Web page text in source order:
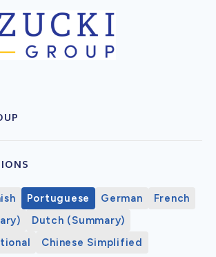
Portuguese German
French
Dutch (Summary)
Chinese Simplified